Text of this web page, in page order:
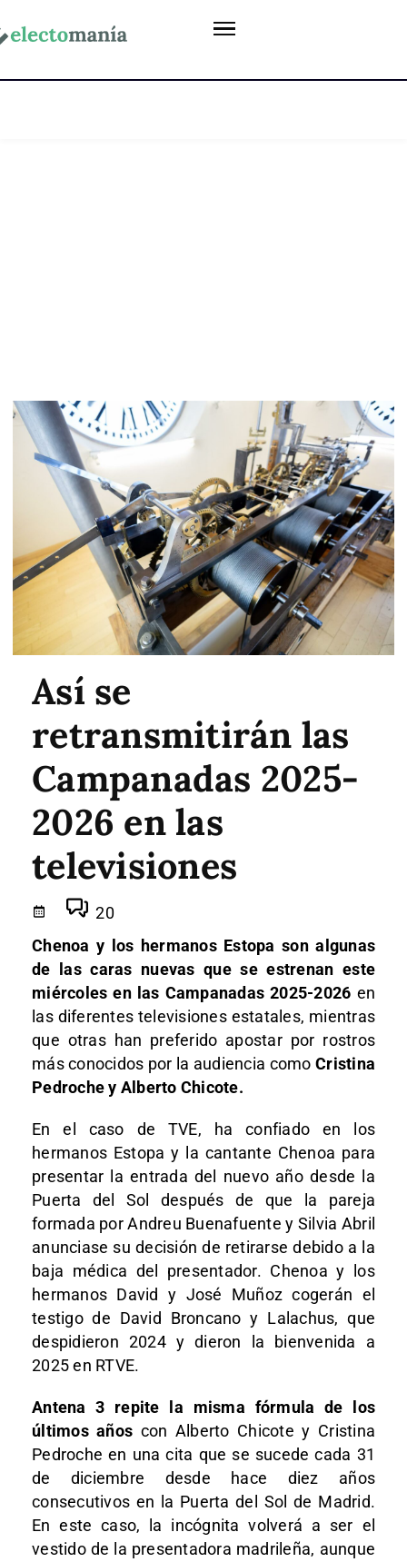
Así se
retransmitirán las
Campanadas 2025-
2026 en las
televisiones
20
Chenoa y los hermanos Estopa son algunas
de las caras nuevas que se estrenan este
miércoles en las Campanadas 2025-2026 en
las diferentes televisiones estatales, mientras
que otras han preferido apostar por rostros
más conocidos por la audiencia como Cristina
Pedroche y Alberto Chicote.
En el caso de TVE, ha confiado en los
hermanos Estopa y la cantante Chenoa para
presentar la entrada del nuevo año desde la
Puerta del Sol después de que la pareja
formada por Andreu Buenafuente y Silvia Abril
anunciase su decisión de retirarse debido a la
baja médica del presentador. Chenoa y los
hermanos David y José Muñoz cogerán el
testigo de David Broncano y Lalachus, que
despidieron 2024 y dieron la bienvenida a
2025 en RTVE.
Antena 3 repite la misma fórmula de los
últimos años con Alberto Chicote y Cristina
Pedroche en una cita que se sucede cada 31
de diciembre desde hace diez años
consecutivos en la Puerta del Sol de Madrid.
En este caso, la incógnita volverá a ser el
vestido de la presentadora madrileña, aunque